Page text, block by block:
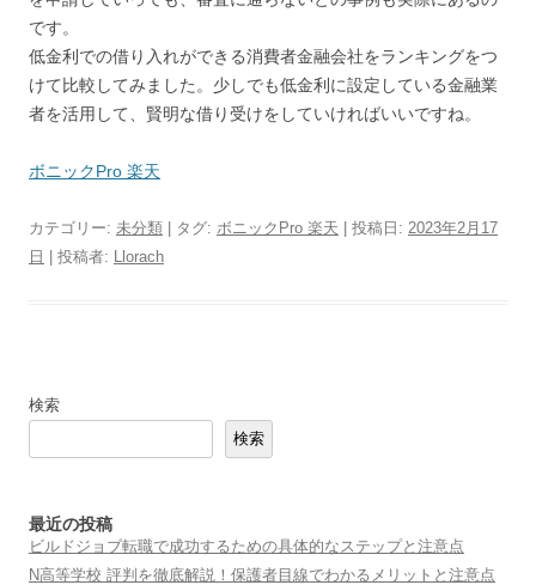
です。
低金利での借り入れができる消費者金融会社をランキングをつ
けて比較してみました。少しでも低金利に設定している金融業
者を活用して、賢明な借り受けをしていければいいですね。
ボニックPro 楽天
カテゴリー: 未分類 | タグ: ボニックPro 楽天 | 投稿日: 2023年2月17
日
投稿者: Llorach
検索
検索
最近の投稿
ビルドジョブ転職で成功するための具体的なステップと注意点
N高等学校 評判を徹底解説！保護者目線でわかるメリットと注意点